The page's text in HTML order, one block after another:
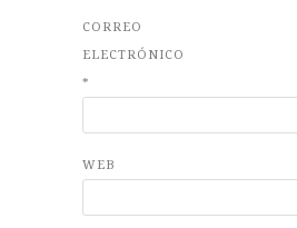
CORREO
ELECTRÓNICO
*
WEB